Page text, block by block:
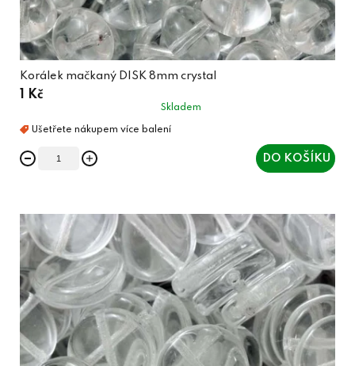
ů
Korálek mačkaný DISK 8mm crystal
1 Kč
Skladem
DO KOŠÍKU